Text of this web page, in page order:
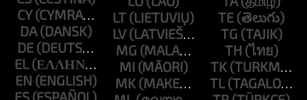
CY
DA
DE
EL
EN
ES
LT
LV
MG
MI
MK
TE
TG
TH
TK
TL